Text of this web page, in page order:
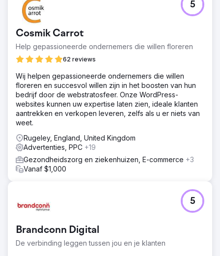
Cosmik Carrot
Help gepassioneerde ondernemers die willen floreren
62 reviews
5
Wij helpen gepassioneerde ondernemers die willen
floreren en succesvol willen zijn in het boosten van hun
bedrijf door de webstratosfeer. Onze WordPress-
websites kunnen uw expertise laten zien, ideale klanten
aantrekken en verkopen leveren, zelfs als u er niets van
weet.
Rugeley, England, United Kingdom
Advertenties, PPC +19
Gezondheidszorg en ziekenhuizen, E-commerce +3
Vanaf $1,000
Brandconn Digital
De verbinding leggen tussen jou en je klanten
5